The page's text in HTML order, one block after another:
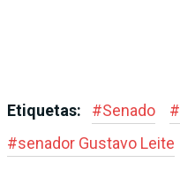
Etiquetas: #Senado #
#senador Gustavo Leite